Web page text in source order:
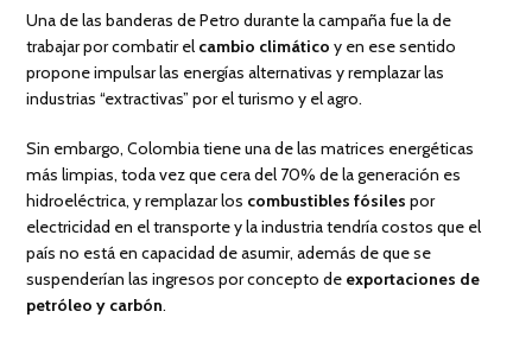
Una de las banderas de Petro durante la campaña fue la de
trabajar por combatir el cambio climático y en ese sentido
propone impulsar las energías alternativas y remplazar las
industrias “extractivas” por el turismo y el agro.
Sin embargo, Colombia tiene una de las matrices energéticas
más limpias, toda vez que cera del 70% de la generación es
hidroeléctrica, y remplazar los combustibles fósiles por
electricidad en el transporte y la industria tendría costos que el
país no está en capacidad de asumir, además de que se
suspenderían las ingresos por concepto de exportaciones de
petróleo y carbón.